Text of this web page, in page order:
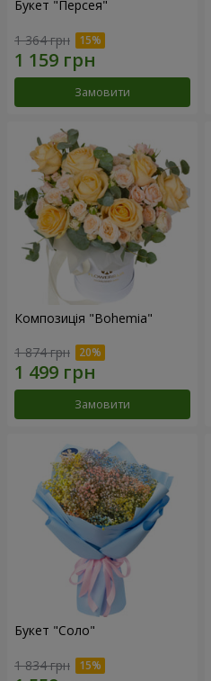
Букет "Персея"
1 364 грн
Замовити
Композиція "Bohemia"
1 874 грн
Замовити
Букет "Соло"
1 834 грн